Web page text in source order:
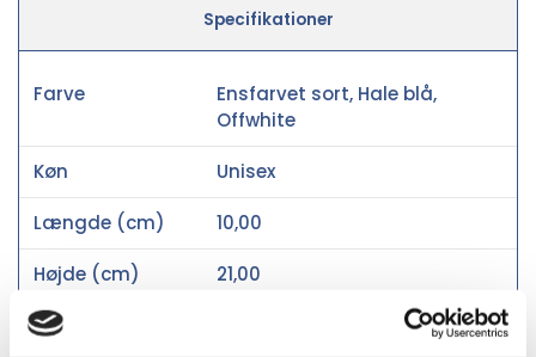
Specifikationer
Farve
Ensfarvet sort, Hale blå,
Offwhite
Køn Unisex
Længde (cm) 10,00
Højde (cm) 21,00
Materiale